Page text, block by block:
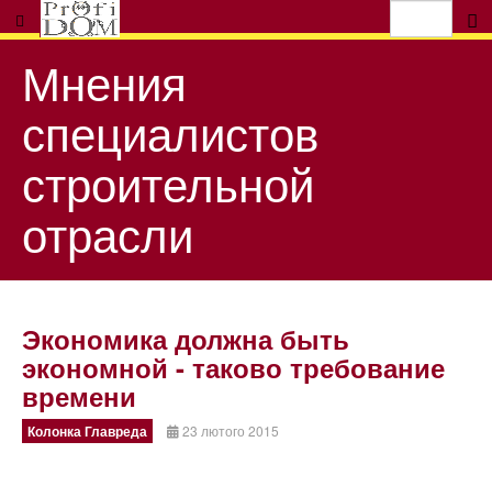
Мнения
специалистов
строительной
отрасли
Экономика должна быть
экономной - таково требование
времени
Колонка Главреда 23 лютого 2015